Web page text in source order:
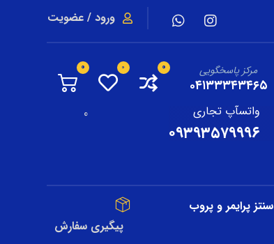
ورود / عضویت
0
مرکز پاسخگویی
۰۴۱۳۳۳۴۳۴۶۵
واتسآپ تجاری
۰۹۳۹۳۵۷۹۹۹۶
سنتز پرایمر و پروب
پیگیری سفارش